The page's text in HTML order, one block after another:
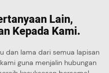
Lain,
Kepada Kami.
dan lama dari semua lapisan
guna menjalin hubungan